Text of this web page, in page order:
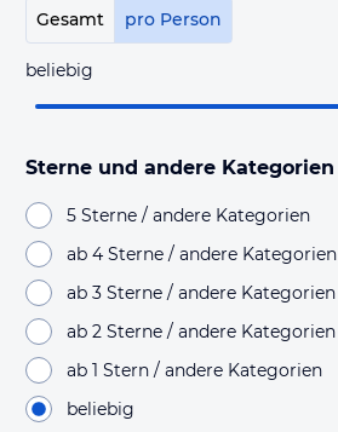
Gesamt pro Person
beliebig
Sterne und andere Kategorien
5 Sterne / andere Kategorien
ab 4 Sterne / andere Kategorien
ab 3 Sterne / andere Kategorien
ab 2 Sterne / andere Kategorien
ab 1 Stern / andere Kategorien
beliebig